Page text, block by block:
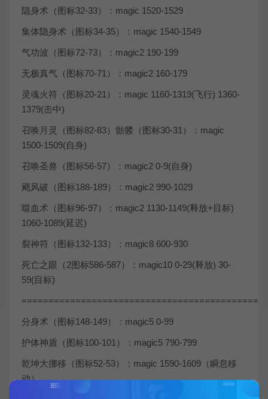
隐身术（图标32-33）：magic 1520-1529
集体隐身术（图标34-35）：magic 1540-1549
气功波（图标72-73）：magic2 190-199
无极真气（图标70-71）：magic2 160-179
灵魂火符（图标20-21）：magic 1160-1319(飞行) 1360-
1379(击中)
召唤月灵（图标82-83）骷髅（图标30-31）：magic
1500-1509(自身)
召唤圣兽（图标56-57）：magic2 0-9(自身)
飓风破（图标188-189）：magic2 990-1029
噬血术（图标96-97）：magic2 1130-1149(释放+目标)
1060-1089(延迟)
裂神符（图标132-133）：magic8 600-930
死亡之眼（2图标586-587）：magic10 0-29(释放) 30-
59(目标)
分身术（图标148-149）：magic5 0-99
护体神盾（图标100-101）：magic5 790-799
乾坤大挪移（图标52-53）：magic 1590-1609（瞬息移
动）